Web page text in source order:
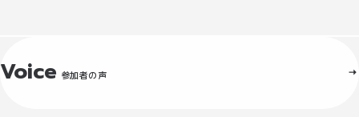
Voice 参加者の声